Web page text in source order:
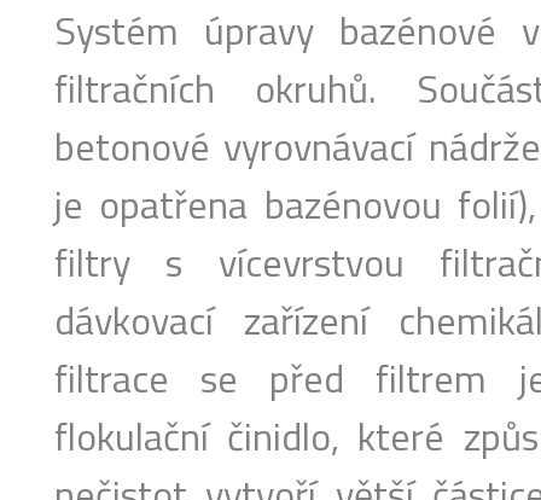
Systém úpravy
filtračních okruhů.
betonové vyrovnávací
je opatřena bazénovou
filtry s vícevrstvou
dávkovací zařízení
filtrace se před filtrem
flokulační činidlo, které